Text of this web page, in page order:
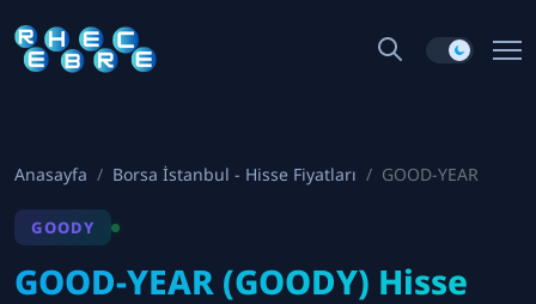
Anasayfa Borsa İstanbul - Hisse Fiyatları GOOD-YEAR
GOODY
GOOD-YEAR (GOODY) Hisse